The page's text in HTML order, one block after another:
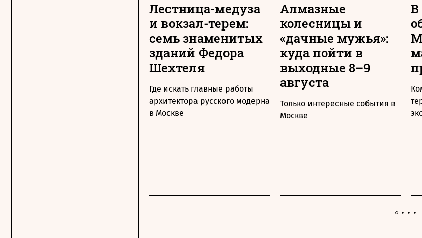
Лестница-медуза
и вокзал-терем:
семь знаменитых
зданий Федора
Шехтеля
Где искать главные работы
архитектора русского модерна
в Москве
Алмазные
колесницы и
«дачные мужья»:
куда пойти в
выходные 8–9
августа
Только интересные события в
Москве
В